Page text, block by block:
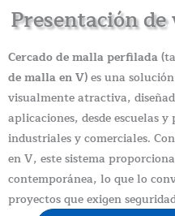
Presentación
Cercado de malla perfilada
de malla en V) es una
visualmente atractiva,
aplicaciones, desde escuelas
industriales y comerciales.
en V, este sistema
contemporánea, lo que lo
proyectos que exigen